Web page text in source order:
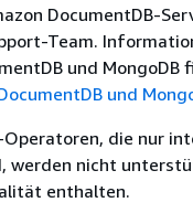
DocumentDB-
Team.
und MongoDB
und
Operatoren, die nur
werden nicht
enthalten.